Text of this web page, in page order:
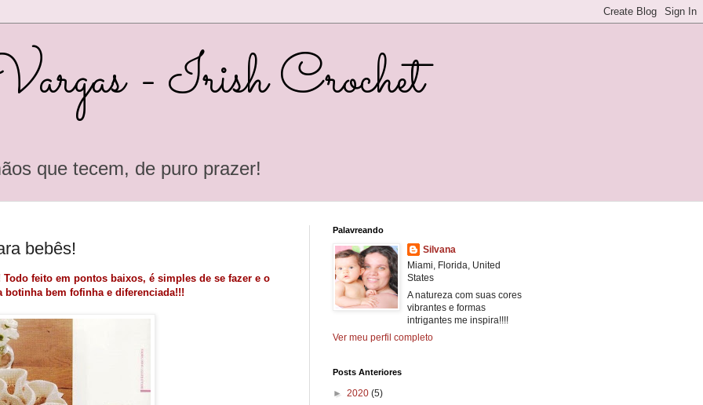
- Irish Crochet
que tecem, de puro prazer!
bebês!
feito em pontos baixos, é simples de se fazer e o
botinha bem fofinha e diferenciada!!!
Palavreando
Silvana
Miami, Florida, United
States
A natureza com suas cores
vibrantes e formas
intrigantes me inspira!!!!
Ver meu perfil completo
Posts Anteriores
► 2020 (5)